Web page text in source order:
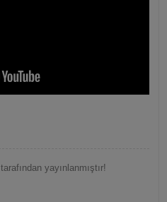
tarafından yayınlanmıştır!